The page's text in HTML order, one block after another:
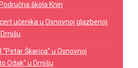
škola Knin
učenika u Osnovnoj glazbenoj
Škarica" u Osnovnoj
Odak" u Drnišu